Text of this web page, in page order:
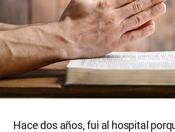
Hace dos años, fui al hospital